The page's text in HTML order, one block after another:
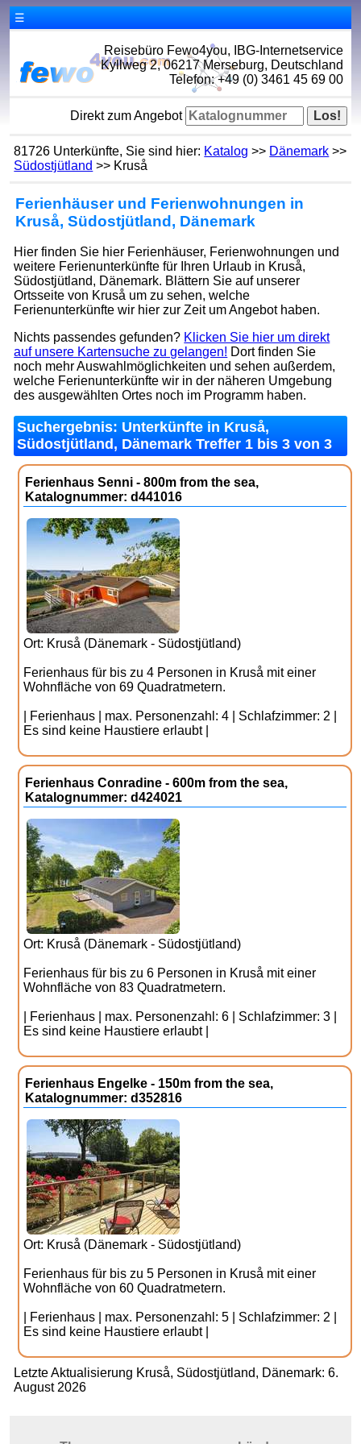
☰
Reisebüro Fewo4you, IBG-Internetservice
Kyllweg 2, 06217 Merseburg, Deutschland
Telefon: +49 (0) 3461 45 69 00
Direkt zum Angebot
81726 Unterkünfte, Sie sind hier: Katalog >> Dänemark >>
Südostjütland >> Kruså
Ferienhäuser und Ferienwohnungen in
Kruså, Südostjütland, Dänemark
Hier finden Sie hier Ferienhäuser, Ferienwohnungen und
weitere Ferienunterkünfte für Ihren Urlaub in Kruså,
Südostjütland, Dänemark. Blättern Sie auf unserer
Ortsseite von Kruså um zu sehen, welche
Ferienunterkünfte wir hier zur Zeit um Angebot haben.
Nichts passendes gefunden? Klicken Sie hier um direkt
auf unsere Kartensuche zu gelangen! Dort finden Sie
noch mehr Auswahlmöglichkeiten und sehen außerdem,
welche Ferienunterkünfte wir in der näheren Umgebung
des ausgewählten Ortes noch im Programm haben.
Suchergebnis: Unterkünfte in Kruså,
Südostjütland, Dänemark Treffer 1 bis 3 von 3
Ferienhaus Senni - 800m from the sea,
Katalognummer: d441016
Ort: Kruså (Dänemark - Südostjütland)
Ferienhaus für bis zu 4 Personen in Kruså mit einer
Wohnfläche von 69 Quadratmetern.
| Ferienhaus | max. Personenzahl: 4 | Schlafzimmer: 2 |
Es sind keine Haustiere erlaubt |
Ferienhaus Conradine - 600m from the sea,
Katalognummer: d424021
Ort: Kruså (Dänemark - Südostjütland)
Ferienhaus für bis zu 6 Personen in Kruså mit einer
Wohnfläche von 83 Quadratmetern.
| Ferienhaus | max. Personenzahl: 6 | Schlafzimmer: 3 |
Es sind keine Haustiere erlaubt |
Ferienhaus Engelke - 150m from the sea,
Katalognummer: d352816
Ort: Kruså (Dänemark - Südostjütland)
Ferienhaus für bis zu 5 Personen in Kruså mit einer
Wohnfläche von 60 Quadratmetern.
| Ferienhaus | max. Personenzahl: 5 | Schlafzimmer: 2 |
Es sind keine Haustiere erlaubt |
Letzte Aktualisierung Kruså, Südostjütland, Dänemark: 6.
August 2026